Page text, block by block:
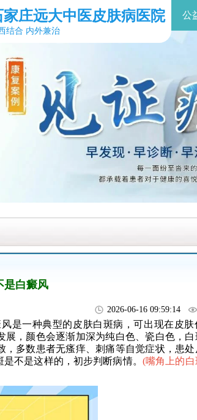
家庄远大中医皮肤病医院
结合 内外兼治
公
是白癜风
2026-06-16 09:59:14
风是一种典型的皮肤白斑病，可出现在皮肤
，颜色会逐渐加深为纯白色、瓷白色，白
多数患者无瘙痒、刺痛等自觉症状，患处
不是这样的，初步判断病情。 (嘴角上的